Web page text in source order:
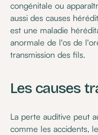
congénitale ou
aussi des causes
est une maladie
anormale de l'os de
transmission des fils.
Les causes
La perte auditive peut
comme les accidents,